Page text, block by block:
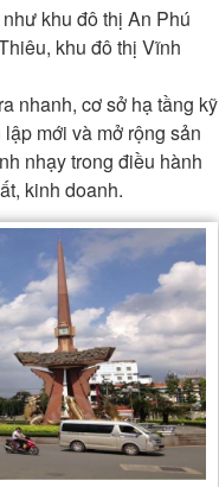
khu đô thị An Phú
khu đô thị Vĩnh
nhanh, cơ sở hạ tầng kỹ
mới và mở rộng sản
nhạy trong điều hành
kinh doanh.